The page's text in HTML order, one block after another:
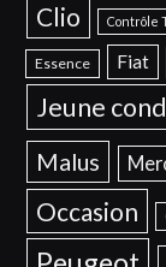
Clio Contrôle
Essence Fiat
Jeune
Malus
Occasion